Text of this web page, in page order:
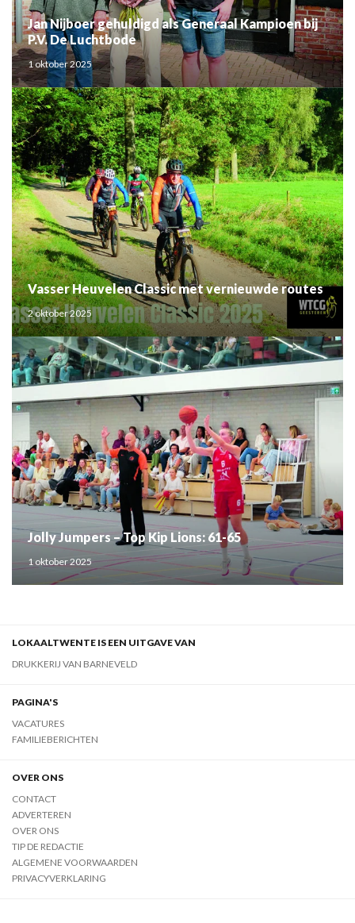
Jan Nijboer gehuldigd als Generaal Kampioen bij
P.V. De Luchtbode
1 oktober 2025
Vasser Heuvelen Classic met vernieuwde routes
2 oktober 2025
Jolly Jumpers – Top Kip Lions: 61-65
1 oktober 2025
LOKAALTWENTE IS EEN UITGAVE VAN
DRUKKERIJ VAN BARNEVELD
PAGINA'S
VACATURES
FAMILIEBERICHTEN
OVER ONS
CONTACT
ADVERTEREN
OVER ONS
TIP DE REDACTIE
ALGEMENE VOORWAARDEN
PRIVACYVERKLARING